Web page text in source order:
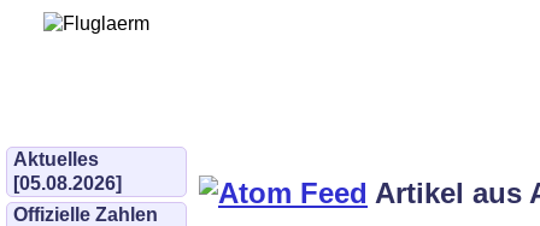
Aktuelles
[05.08.2026]
Offizielle Zahlen
Artikel aus